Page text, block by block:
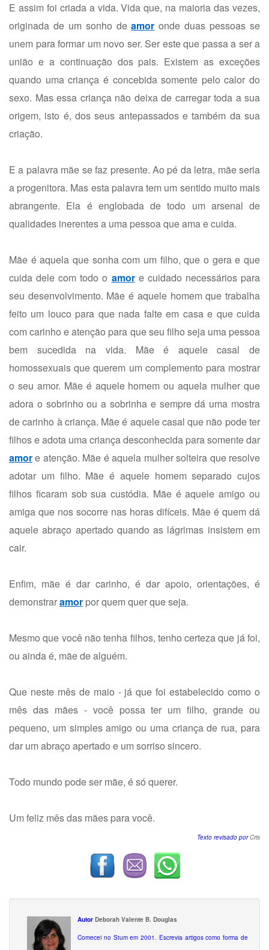
E assim foi criada a vida. Vida que, na maioria das vezes,
originada de um sonho deamor onde duas pessoas se
unem para formar um novo ser. Ser este que passa a ser a
união e a continuação dos pais. Existem as exceções
quando uma criança é concebida somente pelo calor do
sexo. Mas essa criança não deixa de carregar toda a sua
origem, isto é, dos seus antepassados e também da sua
criação.
E a palavra mãe se faz presente. Ao pé da letra, mãe seria
a progenitora. Mas esta palavra tem um sentido muito mais
abrangente. Ela é englobada de todo um arsenal de
qualidades inerentes a uma pessoa que ama e cuida.
Mãe é aquela que sonha com um filho, que o gera e que
cuida dele com todo o amore cuidado necessários para
seu desenvolvimento. Mãe é aquele homem que trabalha
feito um louco para que nada falte em casa e que cuida
com carinho e atenção para que seu filho seja uma pessoa
bem sucedida na vida. Mãe é aquele casal de
homossexuais que querem um complemento para mostrar
o seu amor. Mãe é aquele homem ou aquela mulher que
adora o sobrinho ou a sobrinha e sempre dá uma mostra
de carinho à criança. Mãe é aquele casal que não pode ter
filhos e adota uma criança desconhecida para somente dar
amore atenção. Mãe é aquela mulher solteira que resolve
adotar um filho. Mãe é aquele homem separado cujos
filhos ficaram sob sua custódia. Mãe é aquele amigo ou
amiga que nos socorre nas horas difíceis. Mãe é quem dá
aquele abraço apertado quando as lágrimas insistem em
cair.
Enfim, mãe é dar carinho, é dar apoio, orientações, é
demonstraramor por quem quer que seja.
Mesmo que você não tenha filhos, tenho certeza que já foi,
ou ainda é, mãe de alguém.
Que neste mês de maio - já que foi estabelecido como o
mês das mães - você possa ter um filho, grande ou
pequeno, um simples amigo ou uma criança de rua, para
dar um abraço apertado e um sorriso sincero.
Todo mundo pode ser mãe, é só querer.
Um feliz mês das mães para você.
Texto revisado porCris
Autor Deborah Valente B. Douglas
Comecei no Stum em 2001. Escrevia artigos como forma de